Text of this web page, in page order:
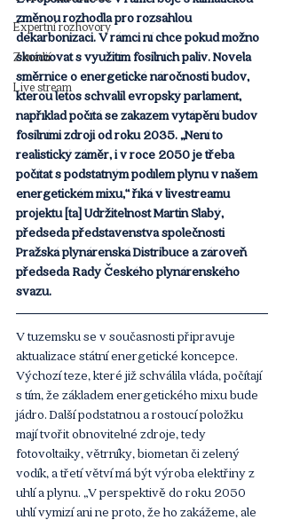
Expertní rozhovory
Z médií
Live stream
změnou rozhodla pro rozsáhlou
dekarbonizaci. V rámci ní chce pokud možno
skoncovat s využitím fosilních paliv. Novela
směrnice o energetické náročnosti budov,
kterou letos schválil evropský parlament,
například počítá se zákazem vytápění budov
fosilními zdroji od roku 2035. „Není to
realistický záměr, i v roce 2050 je třeba
počítat s podstatným podílem plynu v našem
energetickém mixu,“ říká v livestreamu
projektu [ta] Udržitelnost Martin Slabý,
předseda představenstva společnosti
Pražská plynárenská Distribuce a zároveň
předseda Rady Českého plynárenského
svazu.
V tuzemsku se v současnosti připravuje
aktualizace státní energetické koncepce.
Výchozí teze, které již schválila vláda, počítají
s tím, že základem energetického mixu bude
jádro. Další podstatnou a rostoucí položku
mají tvořit obnovitelné zdroje, tedy
fotovoltaiky, větrníky, biometan či zelený
vodík, a třetí větví má být výroba elektřiny z
uhlí a plynu. „V perspektivě do roku 2050
uhlí vymizí ani ne proto, že ho zakážeme, ale